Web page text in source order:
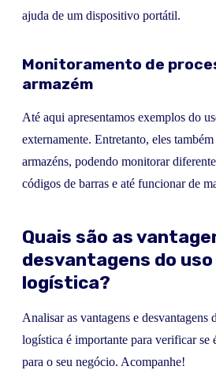
ajuda de um dispositivo portátil.
Monitoramento de
armazém
Até aqui apresentamos exemplos do
externamente. Entretanto, eles
armazéns, podendo monitorar
códigos de barras e até funcionar de
Quais são as
desvantagens do
logística?
Analisar as vantagens e desvantagens
logística é importante para verificar se
para o seu negócio. Acompanhe!